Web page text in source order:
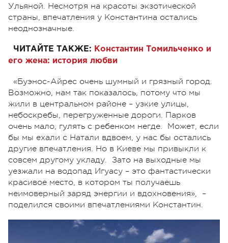
Ульяной. Несмотря на красоты экзотической
страны, впечатления у Константина остались
неоднозначные.
ЧИТАЙТЕ ТАКЖЕ: Константин Томильченко и
его жена: история любви
«Буэнос-Айрес очень шумный и грязный город.
Возможно, нам так показалось, потому что мы
жили в центральном районе – узкие улицы,
небоскребы, перегруженные дороги. Парков
очень мало, гулять с ребенком негде. Может, если
бы мы ехали с Натали вдвоем, у нас бы остались
другие впечатления. Но в Киеве мы привыкли к
совсем другому укладу. Зато на выходные мы
уезжали на водопад Игуасу – это фантастически
красивое место, в котором ты получаешь
неимоверный заряд энергии и вдохновения», –
поделился своими впечатлениями Константин.